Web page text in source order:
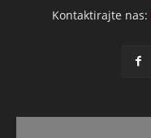
Kontaktirajte nas: